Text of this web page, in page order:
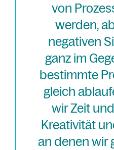
von
werden,
negativen
ganz im
bestimmte
gleich
wir Zeit
Kreativität
an denen wir